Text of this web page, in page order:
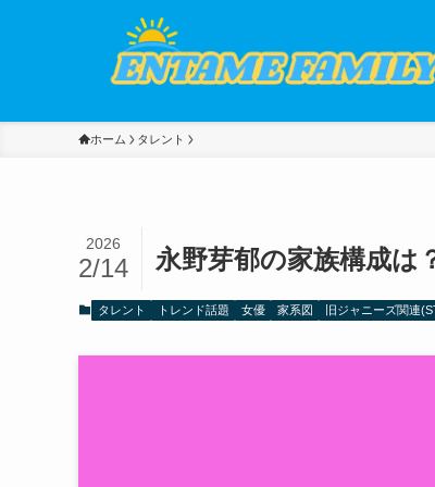
ホーム タレント
永野芽郁の家族構成は
2026
2/14
タレント トレンド話題 女優 家系図 旧ジャニーズ関連